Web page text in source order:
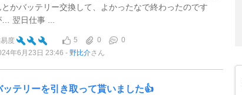
とかバッテリー交換して、よかったなで終わったのです
… 翌日仕事 ...
度 5 0
0
年6月23日 23:46
野比介さん
ッテリーを引き取って貰いました👍